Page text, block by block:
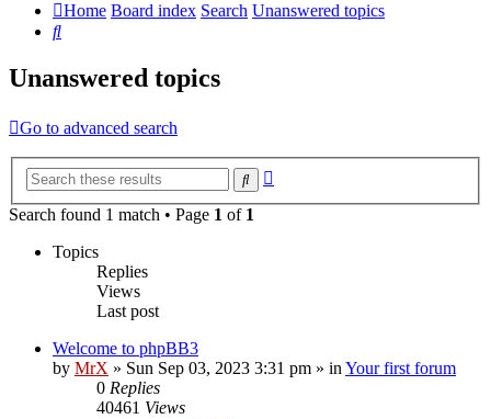
Home Board index Search Unanswered topics
Search
Unanswered topics
Go to advanced search
Search
Search found 1 match • Page 1 of 1
Topics
Replies
Views
Last post
Welcome to phpBB3
by MrX » Sun Sep 03, 2023 3:31 pm » in Your first forum
0 Replies
40461 Views